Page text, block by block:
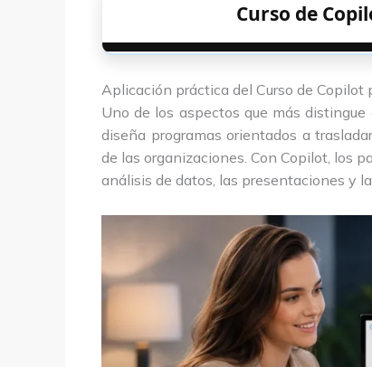
Curso de
Aplicación práctica del Curso de Copilot
Uno de los aspectos que más
diseña programas orientados a
de las organizaciones. Con Copilot, los
análisis de datos, las presentaciones y